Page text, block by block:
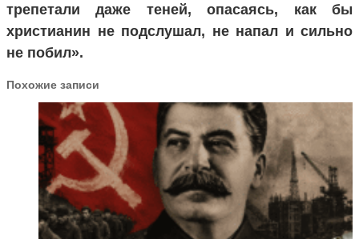
трепетали даже теней, опасаясь, как бы
христианин не подслушал, не напал и сильно
не побил».
Похожие записи